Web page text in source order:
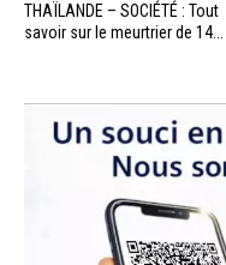
THAÏLANDE – SOCIÉTÉ : Tout
savoir sur le meurtrier de 14...